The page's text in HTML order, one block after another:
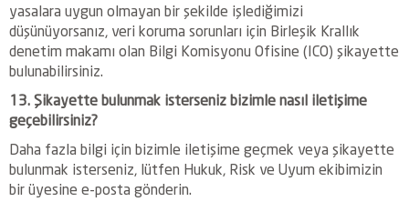
yasalara uygun olmayan bir şekilde işlediğimizi
düşünüyorsanız, veri koruma sorunları için Birleşik Krallık
denetim makamı olan Bilgi Komisyonu Ofisine (ICO) şikayette
bulunabilirsiniz.
13. Şikayette bulunmak isterseniz bizimle nasıl iletişime
geçebilirsiniz?
Daha fazla bilgi için bizimle iletişime geçmek veya şikayette
bulunmak isterseniz, lütfen Hukuk, Risk ve Uyum ekibimizin
bir üyesine e-posta gönderin.